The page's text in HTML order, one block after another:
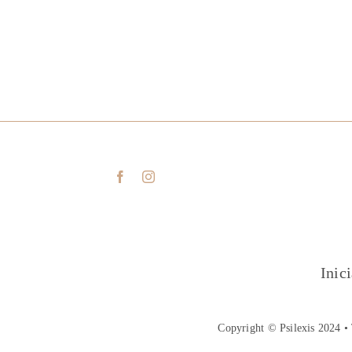
Copyright © Psilexis 2024 •